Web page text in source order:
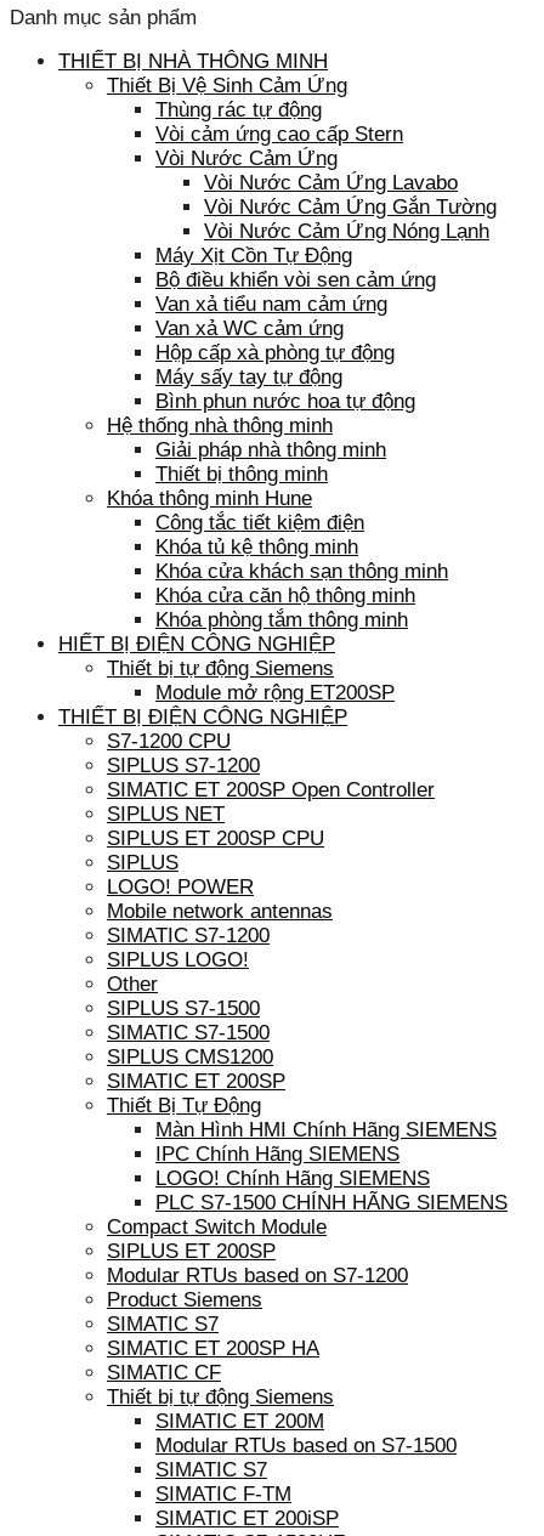
Danh mục sản phẩm
THIẾT BỊ NHÀ THÔNG MINH
Thiết Bị Vệ Sinh Cảm Ứng
Thùng rác tự động
Vòi cảm ứng cao cấp Stern
Vòi Nước Cảm Ứng
Vòi Nước Cảm Ứng Lavabo
Vòi Nước Cảm Ứng Gắn Tường
Vòi Nước Cảm Ứng Nóng Lạnh
Máy Xịt Cồn Tự Động
Bộ điều khiển vòi sen cảm ứng
Van xả tiểu nam cảm ứng
Van xả WC cảm ứng
Hộp cấp xà phòng tự động
Máy sấy tay tự động
Bình phun nước hoa tự động
Hệ thống nhà thông minh
Giải pháp nhà thông minh
Thiết bị thông minh
Khóa thông minh Hune
Công tắc tiết kiệm điện
Khóa tủ kệ thông minh
Khóa cửa khách sạn thông minh
Khóa cửa căn hộ thông minh
Khóa phòng tắm thông minh
HIẾT BỊ ĐIỆN CÔNG NGHIỆP
Thiết bị tự động Siemens
Module mở rộng ET200SP
THIẾT BỊ ĐIỆN CÔNG NGHIỆP
S7-1200 CPU
SIPLUS S7-1200
SIMATIC ET 200SP Open Controller
SIPLUS NET
SIPLUS ET 200SP CPU
SIPLUS
LOGO! POWER
Mobile network antennas
SIMATIC S7-1200
SIPLUS LOGO!
Other
SIPLUS S7-1500
SIMATIC S7-1500
SIPLUS CMS1200
SIMATIC ET 200SP
Thiết Bị Tự Động
Màn Hình HMI Chính Hãng SIEMENS
IPC Chính Hãng SIEMENS
LOGO! Chính Hãng SIEMENS
PLC S7-1500 CHÍNH HÃNG SIEMENS
Compact Switch Module
SIPLUS ET 200SP
Modular RTUs based on S7-1200
Product Siemens
SIMATIC S7
SIMATIC ET 200SP HA
SIMATIC CF
Thiết bị tự động Siemens
SIMATIC ET 200M
Modular RTUs based on S7-1500
SIMATIC S7
SIMATIC F-TM
SIMATIC ET 200iSP